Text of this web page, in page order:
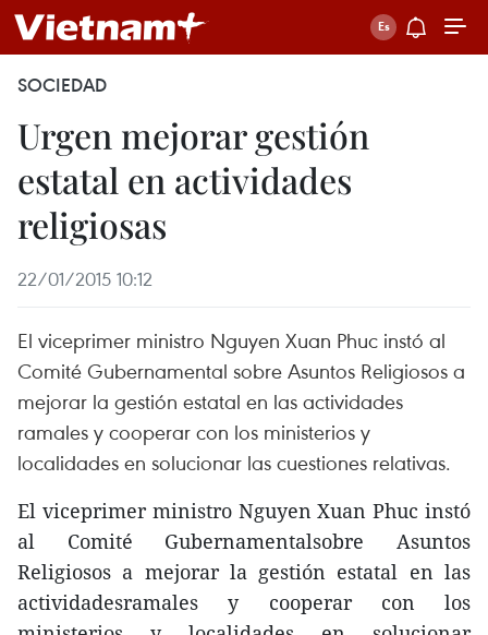
SOCIEDAD
Urgen mejorar gestión
estatal en actividades
religiosas
22/01/2015 10:12
El viceprimer ministro Nguyen Xuan Phuc instó al
Comité Gubernamental sobre Asuntos Religiosos a
mejorar la gestión estatal en las actividades
ramales y cooperar con los ministerios y
localidades en solucionar las cuestiones relativas.
El viceprimer ministro Nguyen Xuan Phuc instó
al Comité Gubernamentalsobre Asuntos
Religiosos a mejorar la gestión estatal en las
actividadesramales y cooperar con los